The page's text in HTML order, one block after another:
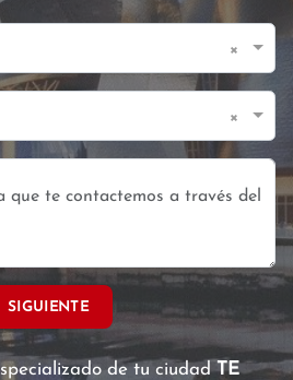
×
×
SIGUIENTE
de tu ciudadTE